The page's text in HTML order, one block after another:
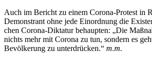
Auch im Bericht zu einem Corona-Protest in
Demons­trant ohne jede Ein­ord­nung die
chen Corona-Dik­ta­tur behaup­ten: „Die
nichts mehr mit Corona zu tun, sondern es
Bevöl­ke­rung zu unter­drü­cken.“ m.m.